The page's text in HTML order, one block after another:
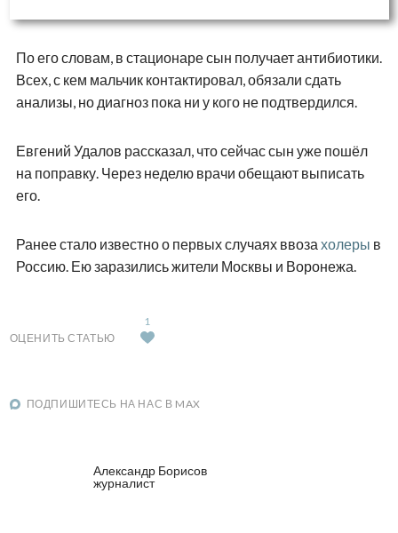
По его словам, в стационаре сын получает антибиотики.
Всех, с кем мальчик контактировал, обязали сдать
анализы, но диагноз пока ни у кого не подтвердился.
Евгений Удалов рассказал, что сейчас сын уже пошёл
на поправку. Через неделю врачи обещают выписать
его.
Ранее стало известно о первых случаях ввоза холеры в
Россию. Ею заразились жители Москвы и Воронежа.
ОЦЕНИТЬ СТАТЬЮ
1
ПОДПИШИТЕСЬ НА НАС В MAX
Александр Борисов
журналист